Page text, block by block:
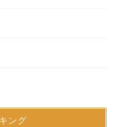
ング